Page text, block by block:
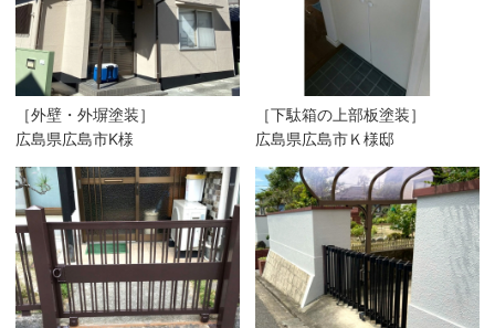
［外壁・外塀塗装］
広島県広島市K様
［下駄箱の上部板塗装］
広島県広島市Ｋ様邸